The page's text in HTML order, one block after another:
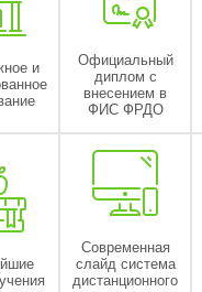
и Официальный
диплом с
внесением в
ФИС ФРДО
Современная
слайд система
дистанционного